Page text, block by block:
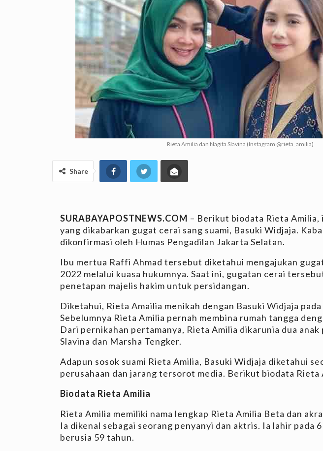
Rieta Amilia dan Nagita Slavina (Instagram @rieta_amilia)
Share
SURABAYAPOSTNEWS.COM – Berikut biodata Rieta Amilia,
yang dikabarkan gugat cerai sang suami, Basuki Widjaja.
dikonfirmasi oleh Humas Pengadilan Jakarta Selatan.
Ibu mertua Raffi Ahmad tersebut diketahui mengajukan
2022 melalui kuasa hukumnya. Saat ini, gugatan cerai
penetapan majelis hakim untuk persidangan.
Diketahui, Rieta Amailia menikah dengan Basuki Widjaja pada
Sebelumnya Rieta Amilia pernah membina rumah tangga
Dari pernikahan pertamanya, Rieta Amilia dikarunia dua
Slavina dan Marsha Tengker.
Adapun sosok suami Rieta Amilia, Basuki Widjaja diketahui
perusahaan dan jarang tersorot media. Berikut biodata Rieta
Biodata Rieta Amilia
Rieta Amilia memiliki nama lengkap Rieta Amilia Beta dan
Ia dikenal sebagai seorang penyanyi dan aktris. Ia lahir pada
berusia 59 tahun.